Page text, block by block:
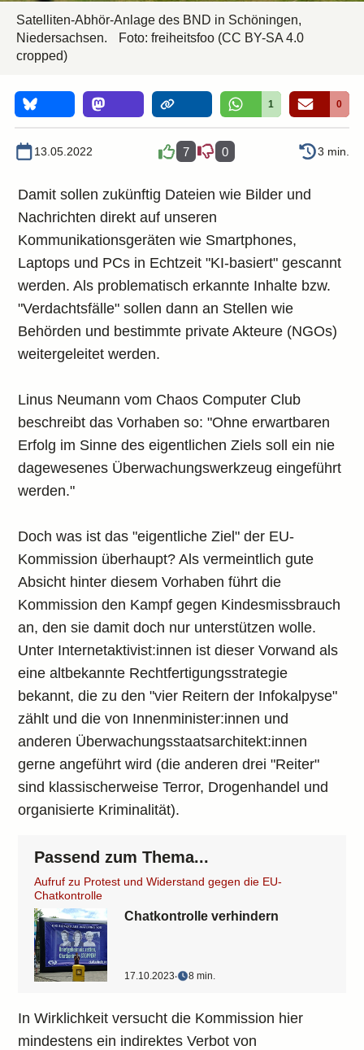
Satelliten-Abhör-Anlage des BND in Schöningen,
Niedersachsen.
Foto: freiheitsfoo (CC BY-SA 4.0
cropped)
1 0
13.05.2022 7 0 3 min.
Damit sollen zukünftig Dateien wie Bilder und
Nachrichten direkt auf unseren
Kommunikationsgeräten wie Smartphones,
Laptops und PCs in Echtzeit "KI-basiert" gescannt
werden. Als problematisch erkannte Inhalte bzw.
"Verdachtsfälle" sollen dann an Stellen wie
Behörden und bestimmte private Akteure (NGOs)
weitergeleitet werden.
Linus Neumann vom Chaos Computer Club
beschreibt das Vorhaben so: "Ohne erwartbaren
Erfolg im Sinne des eigentlichen Ziels soll ein nie
dagewesenes Überwachungswerkzeug eingeführt
werden."
Doch was ist das "eigentliche Ziel" der EU-
Kommission überhaupt? Als vermeintlich gute
Absicht hinter diesem Vorhaben führt die
Kommission den Kampf gegen Kindesmissbrauch
an, den sie damit doch nur unterstützen wolle.
Unter Internetaktivist:innen ist dieser Vorwand als
eine altbekannte Rechtfertigungsstrategie
bekannt, die zu den "vier Reitern der Infokalpyse"
zählt und die von Innenminister:innen und
anderen Überwachungsstaatsarchitekt:innen
gerne angeführt wird (die anderen drei "Reiter"
sind klassischerweise Terror, Drogenhandel und
organisierte Kriminalität).
Passend zum Thema...
Aufruf zu Protest und Widerstand gegen die EU-
Chatkontrolle
Chatkontrolle verhindern
17.10.2023‧ 8 min.
In Wirklichkeit versucht die Kommission hier
mindestens ein indirektes Verbot von